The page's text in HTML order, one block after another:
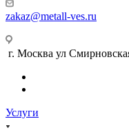
zakaz@metall-ves.ru
г. Москва ул
Услуги